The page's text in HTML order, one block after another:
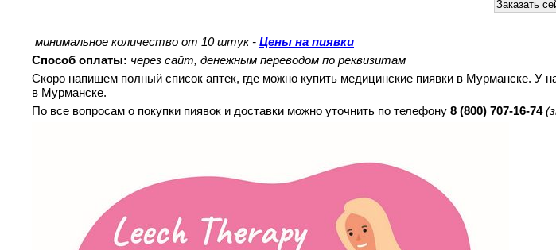
минимальное количество от 10 штук - Цены на пиявки
Способ оплаты: через сайт, денежным переводом по реквизитам
Скоро напишем полный список аптек, где можно купить медицинские пиявки в Мурманске. У
в Мурманске.
По все вопросам о покупки пиявок и доставки можно уточнить по телефону 8 (800) 707-16-74